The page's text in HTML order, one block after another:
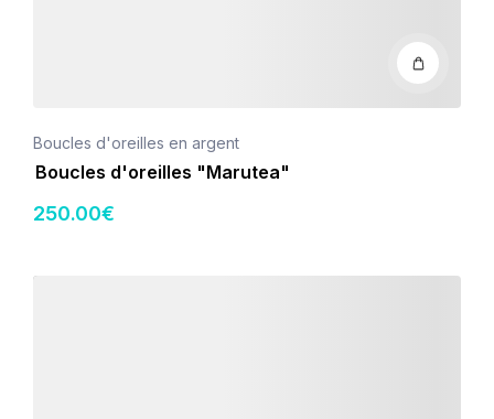
Boucles d'oreilles en argent
Boucles d'oreilles "Marutea"
250.00€